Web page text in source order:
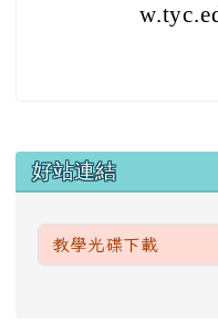
左邊區域內容
好站連結